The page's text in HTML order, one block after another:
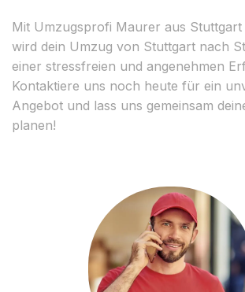
Mit Umzugsprofi Maurer aus Stuttgart
wird dein Umzug von Stuttgart nach
einer stressfreien und angenehmen
Kontaktiere uns noch heute für ein
Angebot und lass uns gemeinsam
planen!